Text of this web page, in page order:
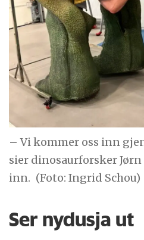
– Vi kommer oss inn
sier dinosaurforsker
inn. (Foto: Ingrid Schou)
Ser nydusja ut